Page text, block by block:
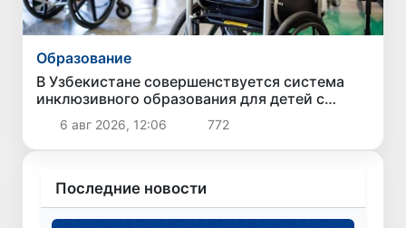
Образование
В Узбекистане совершенствуется система
инклюзивного образования для детей с
особыми образовательными потребностями
6 авг 2026, 12:06 772
Последние новости